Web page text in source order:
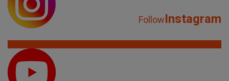
FollowInstagram